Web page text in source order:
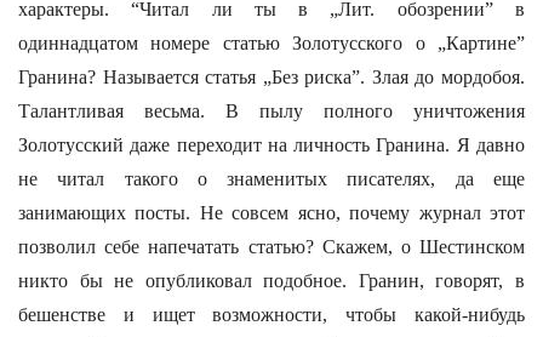
характеры. “Читал ли ты в „Лит. обозрении” в
одиннадцатом номере статью Золотусского о „Картине”
Гранина? Называется статья „Без риска”. Злая до мордобоя.
Талантливая весьма. В пылу полного уничтожения
Золотусский даже переходит на личность Гранина. Я давно
не читал такого о знаменитых писателях, да еще
занимающих посты. Не совсем ясно, почему журнал этот
позволил себе напечатать статью? Скажем, о Шестинском
никто бы не опубликовал подобное. Гранин, говорят, в
бешенстве и ищет возможности, чтобы какой-нибудь